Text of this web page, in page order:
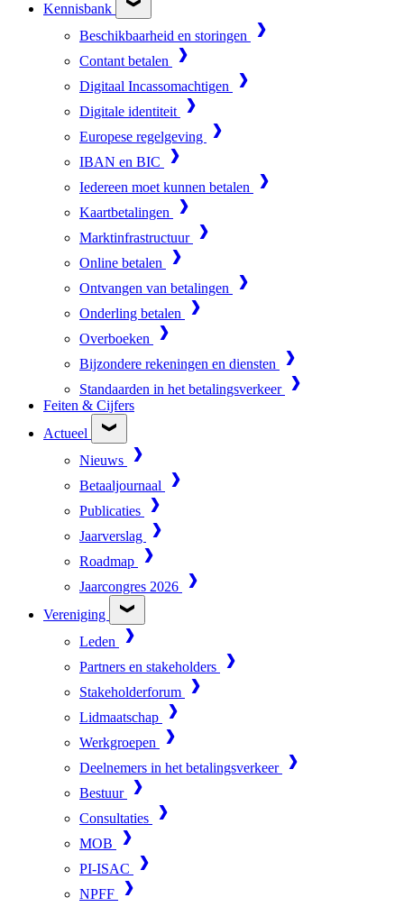
Kennisbank
Beschikbaarheid en storingen
Contant betalen
Digitaal Incassomachtigen
Digitale identiteit
Europese regelgeving
IBAN en BIC
Iedereen moet kunnen betalen
Kaartbetalingen
Marktinfrastructuur
Online betalen
Ontvangen van betalingen
Onderling betalen
Overboeken
Bijzondere rekeningen en diensten
Standaarden in het betalingsverkeer
Feiten & Cijfers
Actueel
Nieuws
Betaaljournaal
Publicaties
Jaarverslag
Roadmap
Jaarcongres 2026
Vereniging
Leden
Partners en stakeholders
Stakeholderforum
Lidmaatschap
Werkgroepen
Deelnemers in het betalingsverkeer
Bestuur
Consultaties
MOB
PI-ISAC
NPFF